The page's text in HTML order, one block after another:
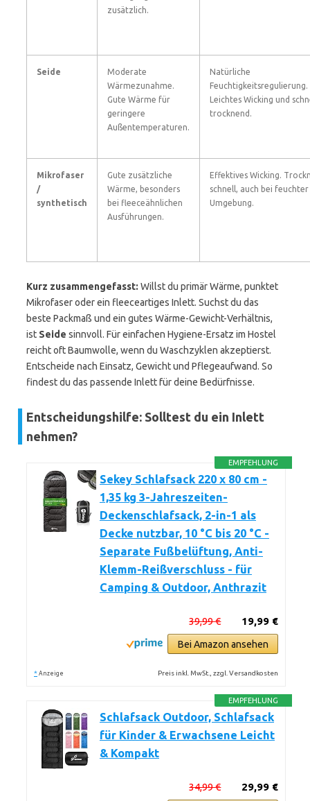
zusätzlich.
Seide
Moderate
Wärmezunahme.
Gute Wärme für
geringere
Außentemperaturen.
Natürliche
Feuchtigkeitsregulierung.
Leichtes Wicking und
trocknend.
Mikrofaser
/
synthetisch
Gute zusätzliche
Wärme, besonders
bei fleeceähnlichen
Ausführungen.
Effektives Wicking.
schnell, auch bei feuchter
Umgebung.
Kurz zusammengefasst: Willst du primär Wärme, punktet
Mikrofaser oder ein fleeceartiges Inlett. Suchst du das
beste Packmaß und ein gutes Wärme-Gewicht-Verhältnis,
ist Seide sinnvoll. Für einfachen Hygiene-Ersatz im Hostel
reicht oft Baumwolle, wenn du Waschzyklen akzeptierst.
Entscheide nach Einsatz, Gewicht und Pflegeaufwand. So
findest du das passende Inlett für deine Bedürfnisse.
Entscheidungshilfe: Solltest du ein Inlett
nehmen?
EMPFEHLUNG
Sekey Schlafsack 220 x 80 cm -
1,35 kg 3-Jahreszeiten-
Deckenschlafsack, 2-in-1 als
Decke nutzbar, 10 °C bis 20 °C -
Separate Fußbelüftung, Anti-
Klemm-Reißverschluss - für
Camping & Outdoor, Anthrazit
19,99 €
39,99 €
Bei Amazon ansehen
* Anzeige Preis inkl. MwSt., zzgl. Versandkosten
EMPFEHLUNG
Schlafsack Outdoor, Schlafsack
für Kinder & Erwachsene Leicht
& Kompakt
29,99 €
34,99 €